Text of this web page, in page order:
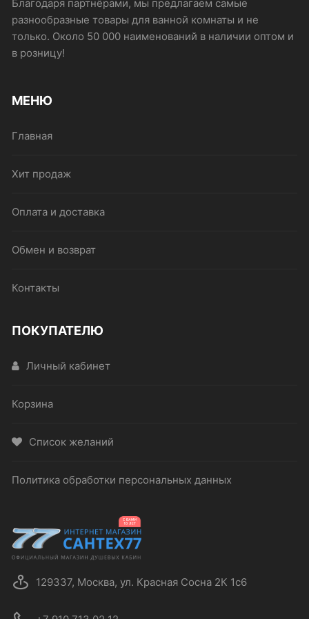
Благодаря партнёрами, мы предлагаем самые
разнообразные товары для ванной комнаты и не
только. Около 50 000 наименований в наличии оптом и
в розницу!
МЕНЮ
Главная
Хит продаж
Оплата и доставка
Обмен и возврат
Контакты
ПОКУПАТЕЛЮ
Личный кабинет
Корзина
Список желаний
Политика обработки персональных данных
129337, Москва, ул. Красная Сосна 2К 1с6